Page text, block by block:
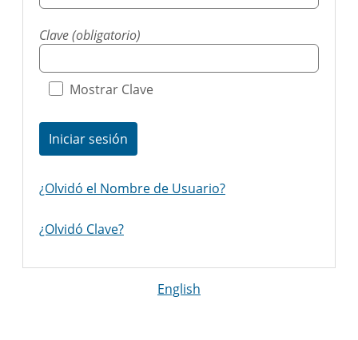
Clave (obligatorio)
Mostrar Clave
Iniciar sesión
¿Olvidó el Nombre de Usuario?
¿Olvidó Clave?
English